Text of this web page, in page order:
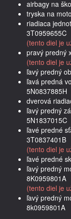
airbagy na
tryska na
riadiaca
3T0959655C
(tento diel je
pravý predný
(tento diel je
ľavý predný
ľavá predná
5N0837885H
dverová
ľavý predný
5N1837015C
ľavé predné
3T0837401B
(tento diel je
ľavé predné
ľavý predný
8K0959801A
(tento diel je
ľavý predný
8k0959801A